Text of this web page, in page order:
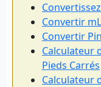
Convertir
Convertir
Calculateur
Pieds Carrés
Calculateur